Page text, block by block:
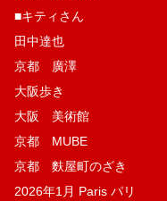
■キティさん
田中達也
京都 廣澤
大阪歩き
大阪 美術館
京都 MUBE
京都 麩屋町のざき
2026年1月 Paris パリ